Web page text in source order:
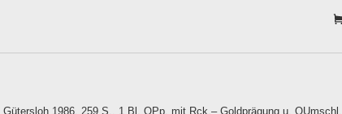
1986. 259 S., 1 Bl. OPp. mit Rck.– Goldprägung u. OUmschl.